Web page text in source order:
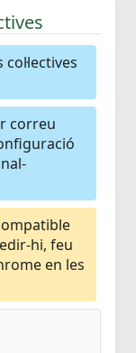
correu
hi, feu
en les